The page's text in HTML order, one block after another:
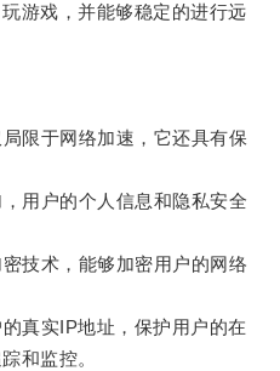
游戏，并能够稳定的进行远
于网络加速，它还具有保
户的个人信息和隐私安全
术，能够加密用户的网络
实IP地址，保护用户的在
和监控。